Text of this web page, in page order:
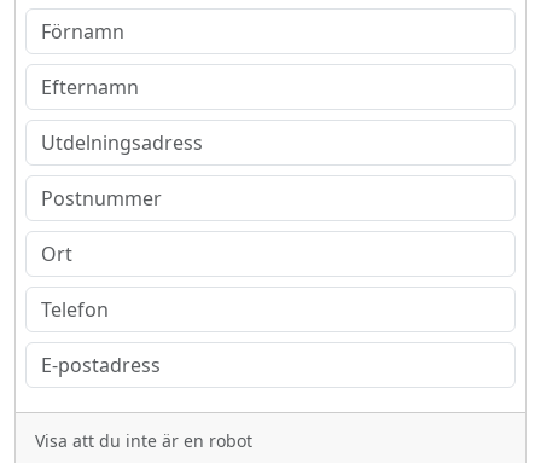
Visa att du inte är en robot